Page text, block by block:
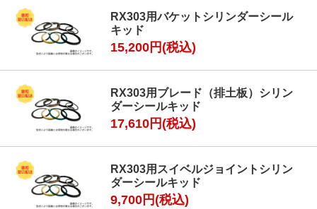
RX303用バケットシリンダーシール
キッド
15,200円(税込)
RX303用ブレード（排土板）シリン
ダーシールキッド
17,610円(税込)
RX303用スイベルジョイントシリン
ダーシールキッド
9,700円(税込)